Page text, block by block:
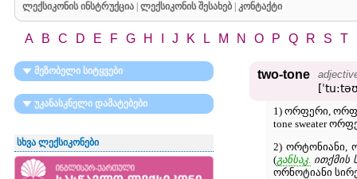
ლექსიკონის ინსტრუქცია| ლექსიკონის შესახებ| კონტაქტი
A B C D E F G H J K L M N O P Q R S T
მეზობელი სიტყვები
უკანასკნელი დამატებები
სხვა ლექსიკონები
two-tone
1) ორფერი,
tone sweater
2) ორტონიანი,
(განსაკ. ითქმის
ორნოტიანი